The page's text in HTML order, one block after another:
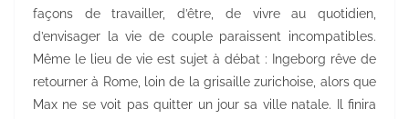
façons de travailler, d’être, de vivre au quotidien,
d’envisager la vie de couple paraissent incompatibles.
Même le lieu de vie est sujet à débat : Ingeborg rêve de
retourner à Rome, loin de la grisaille zurichoise, alors que
Max ne se voit pas quitter un jour sa ville natale. Il finira